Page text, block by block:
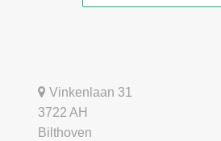
Vinkenlaan 31
3722 AH
Bilthoven